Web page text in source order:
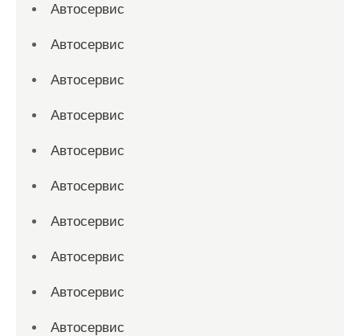
Автосервис
Автосервис
Автосервис
Автосервис
Автосервис
Автосервис
Автосервис
Автосервис
Автосервис
Автосервис